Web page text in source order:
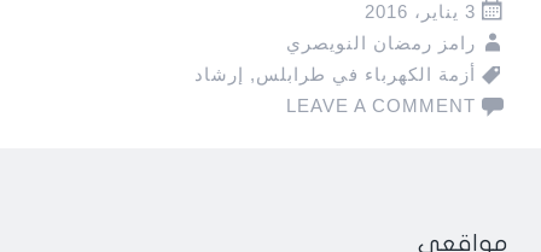
3 يناير، 2016
رامز رمضان النويصري
أزمة الكهرباء في طرابلس, إرشاد
LEAVE A COMMENT
Posts
مواقعي